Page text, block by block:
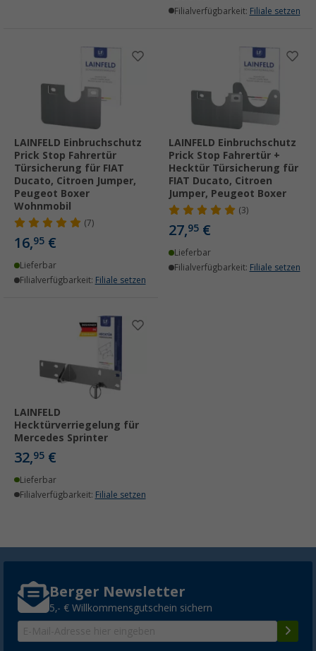
Filialverfügbarkeit: Filiale setzen
LAINFELD Einbruchschutz
Prick Stop Fahrertür
Türsicherung für FIAT
Ducato, Citroen Jumper,
Peugeot Boxer
Wohnmobil
(7)
16,95 €
Lieferbar
Filialverfügbarkeit: Filiale setzen
LAINFELD Einbruchschutz
Prick Stop Fahrertür +
Hecktür Türsicherung für
FIAT Ducato, Citroen
Jumper, Peugeot Boxer
(3)
27,95 €
Lieferbar
Filialverfügbarkeit: Filiale setzen
LAINFELD
Hecktürverriegelung für
Mercedes Sprinter
32,95 €
Lieferbar
Filialverfügbarkeit: Filiale setzen
Berger Newsletter
5,- € Willkommensgutschein sichern